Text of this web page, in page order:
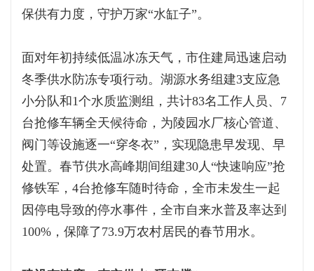
保供有力度，守护万家“水缸子”。
面对年初持续低温冰冻天气，市住建局迅速启动
冬季供水防冻专项行动。湖源水务组建3支应急
小分队和1个水质监测组，共计83名工作人员、7
台抢修车辆全天候待命，为陵园水厂核心管道、
阀门等设施逐一“穿冬衣”，实现隐患早发现、早
处置。春节供水高峰期间组建30人“快速响应”抢
修铁军，4台抢修车随时待命，全市未发生一起
因停电导致的停水事件，全市自来水普及率达到
100%，保障了73.9万农村居民的春节用水。